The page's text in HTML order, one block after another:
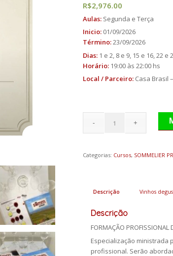
R$2,976.00
Aulas: Segunda e Terça
Inicio: 01/09/2026
Término:23/09/2026
Dias: 1 e 2, 8 e 9, 15 e 16, 22 e
Horário: 19:00 às 22:00 hs
Local / Parceiro: Casa Brasil
Categorias: Cursos, SOMMELIER
Descrição Vinhos
Descrição
FORMAÇÃO PROFISSIONAL
Especialização ministrada
profissional. Serão